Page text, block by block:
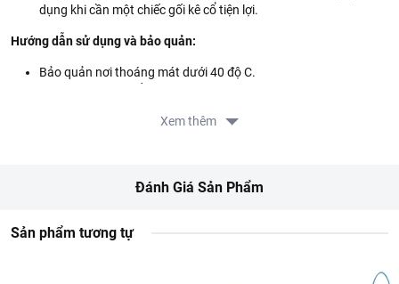
dụng khi cần một chiếc gối kê cổ tiện lợi.
Hướng dẫn sử dụng và bảo quản:
Bảo quản nơi thoáng mát dưới 40 độ C.
Guangdong Province, China.
Xem thêm
Đánh Giá Sản Phẩm
Sản phẩm tương tự